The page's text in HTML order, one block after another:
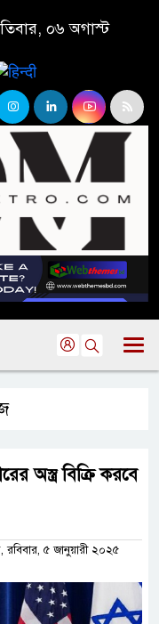
০৬ অগাস্ট
অস্ত্র বিক্রি করবে
৫ জানুয়ারী ২০২৫